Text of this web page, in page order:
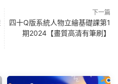
下一篇
四十Q版系統人物立繪基礎課第1
期2024【畫質高清有筆刷】